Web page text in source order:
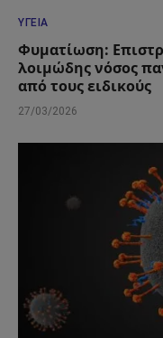
ΥΓΕΊΑ
Φυματίωση:
λοιμώδης νόσος
από τους ειδικούς
27/03/2026